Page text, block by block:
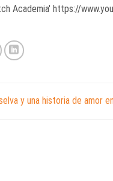
Academia' https://
y una historia de amor